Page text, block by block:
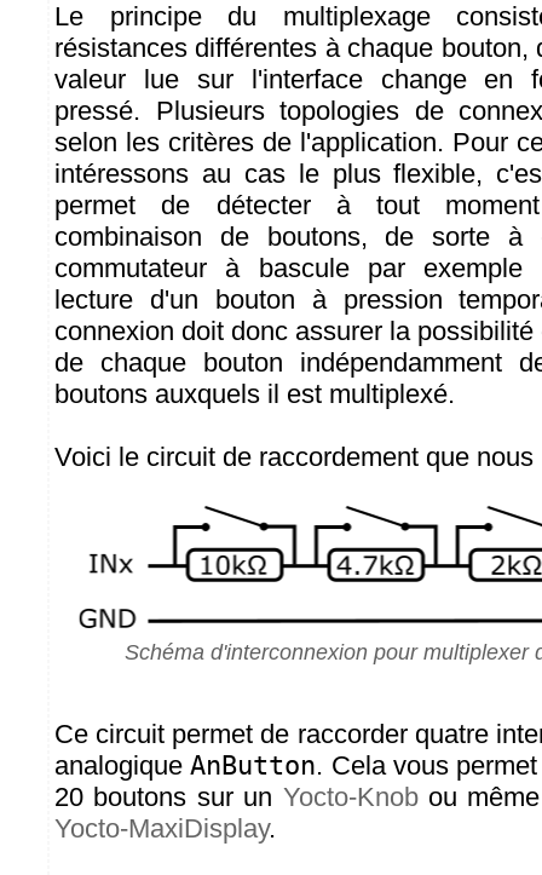
Le principe du multiplexage
résistances différentes à chaque bouton,
valeur lue sur l'interface change en
pressé. Plusieurs topologies de
selon les critères de l'application. Pour
intéressons au cas le plus flexible,
permet de détecter à tout
combinaison de boutons, de sorte
commutateur à bascule par exemple
lecture d'un bouton à pression
connexion doit donc assurer la
de chaque bouton indépendamment
boutons auxquels il est multiplexé.
Voici le circuit de raccordement que
Schéma d'interconnexion pour multiplexer
Ce circuit permet de raccorder quatre
analogiqueAnButton. Cela vous
20 boutons sur un Yocto-Knobou
Yocto-MaxiDisplay.